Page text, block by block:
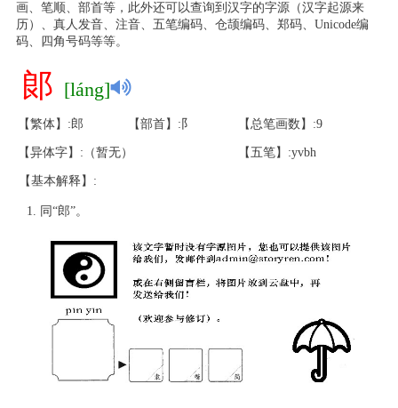
画、笔顺、部首等，此外还可以查询到汉字的字源（汉字起源来
历）、真人发音、注音、五笔编码、仓颉编码、郑码、Unicode编
码、四角号码等等。
郞 [láng]
【繁体】:郎 【部首】:阝 【总笔画数】:9
【异体字】:（暂无） 【五笔】:yvbh
【基本解释】:
同“郎”。